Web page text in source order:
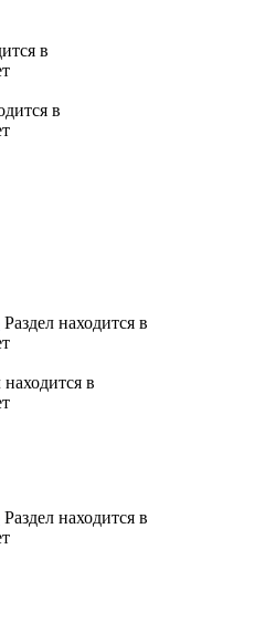
в
в
Раздел находится в
находится в
Раздел находится в